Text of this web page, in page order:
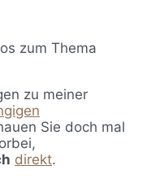
zum Thema
zu meiner
Sie doch mal
direkt.